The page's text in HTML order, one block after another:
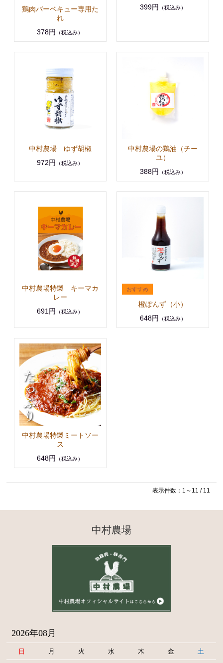
鶏肉バーベキュー専用た
れ
378円
（税込み）
399円
（税込み）
中村農場 ゆず胡椒
972円
（税込み）
中村農場の鶏油（チー
ユ）
388円
（税込み）
中村農場特製 キーマカ
レー
691円
（税込み）
橙ぽんず（小）
648円
（税込み）
中村農場特製ミートソー
ス
648円
（税込み）
表示件数：1～11 / 11
中村農場
2026年08月
日 月 火 水 木 金 土